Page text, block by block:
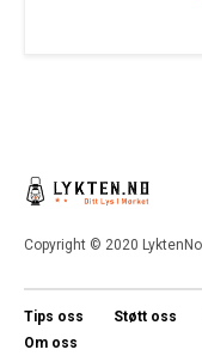
Copyright © 2020
Tips oss Støtt oss
Om oss